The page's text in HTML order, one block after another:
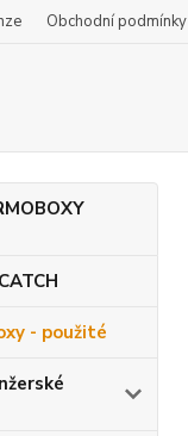
Obchodní podmínky
- použité